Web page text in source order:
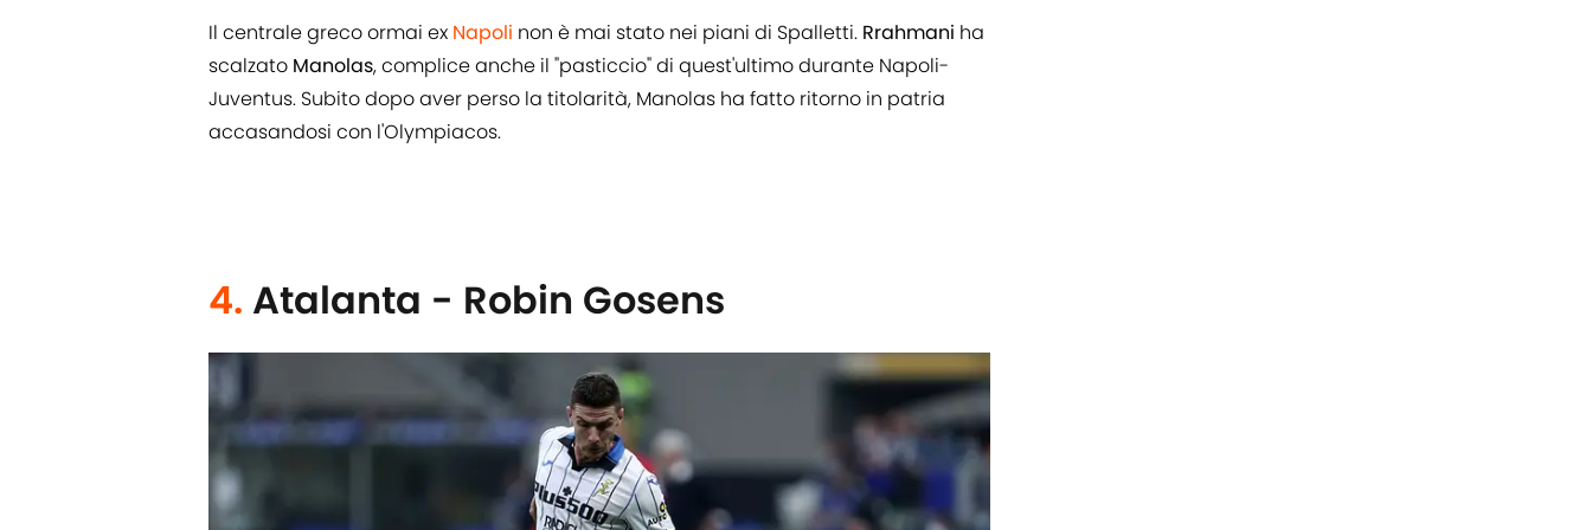
Il centrale greco ormai ex Napoli non è mai stato nei piani di Spalletti. Rrahmani ha
scalzato Manolas, complice anche il "pasticcio" di quest'ultimo durante Napoli-
Juventus. Subito dopo aver perso la titolarità, Manolas ha fatto ritorno in patria
accasandosi con l'Olympiacos.
4. Atalanta - Robin Gosens